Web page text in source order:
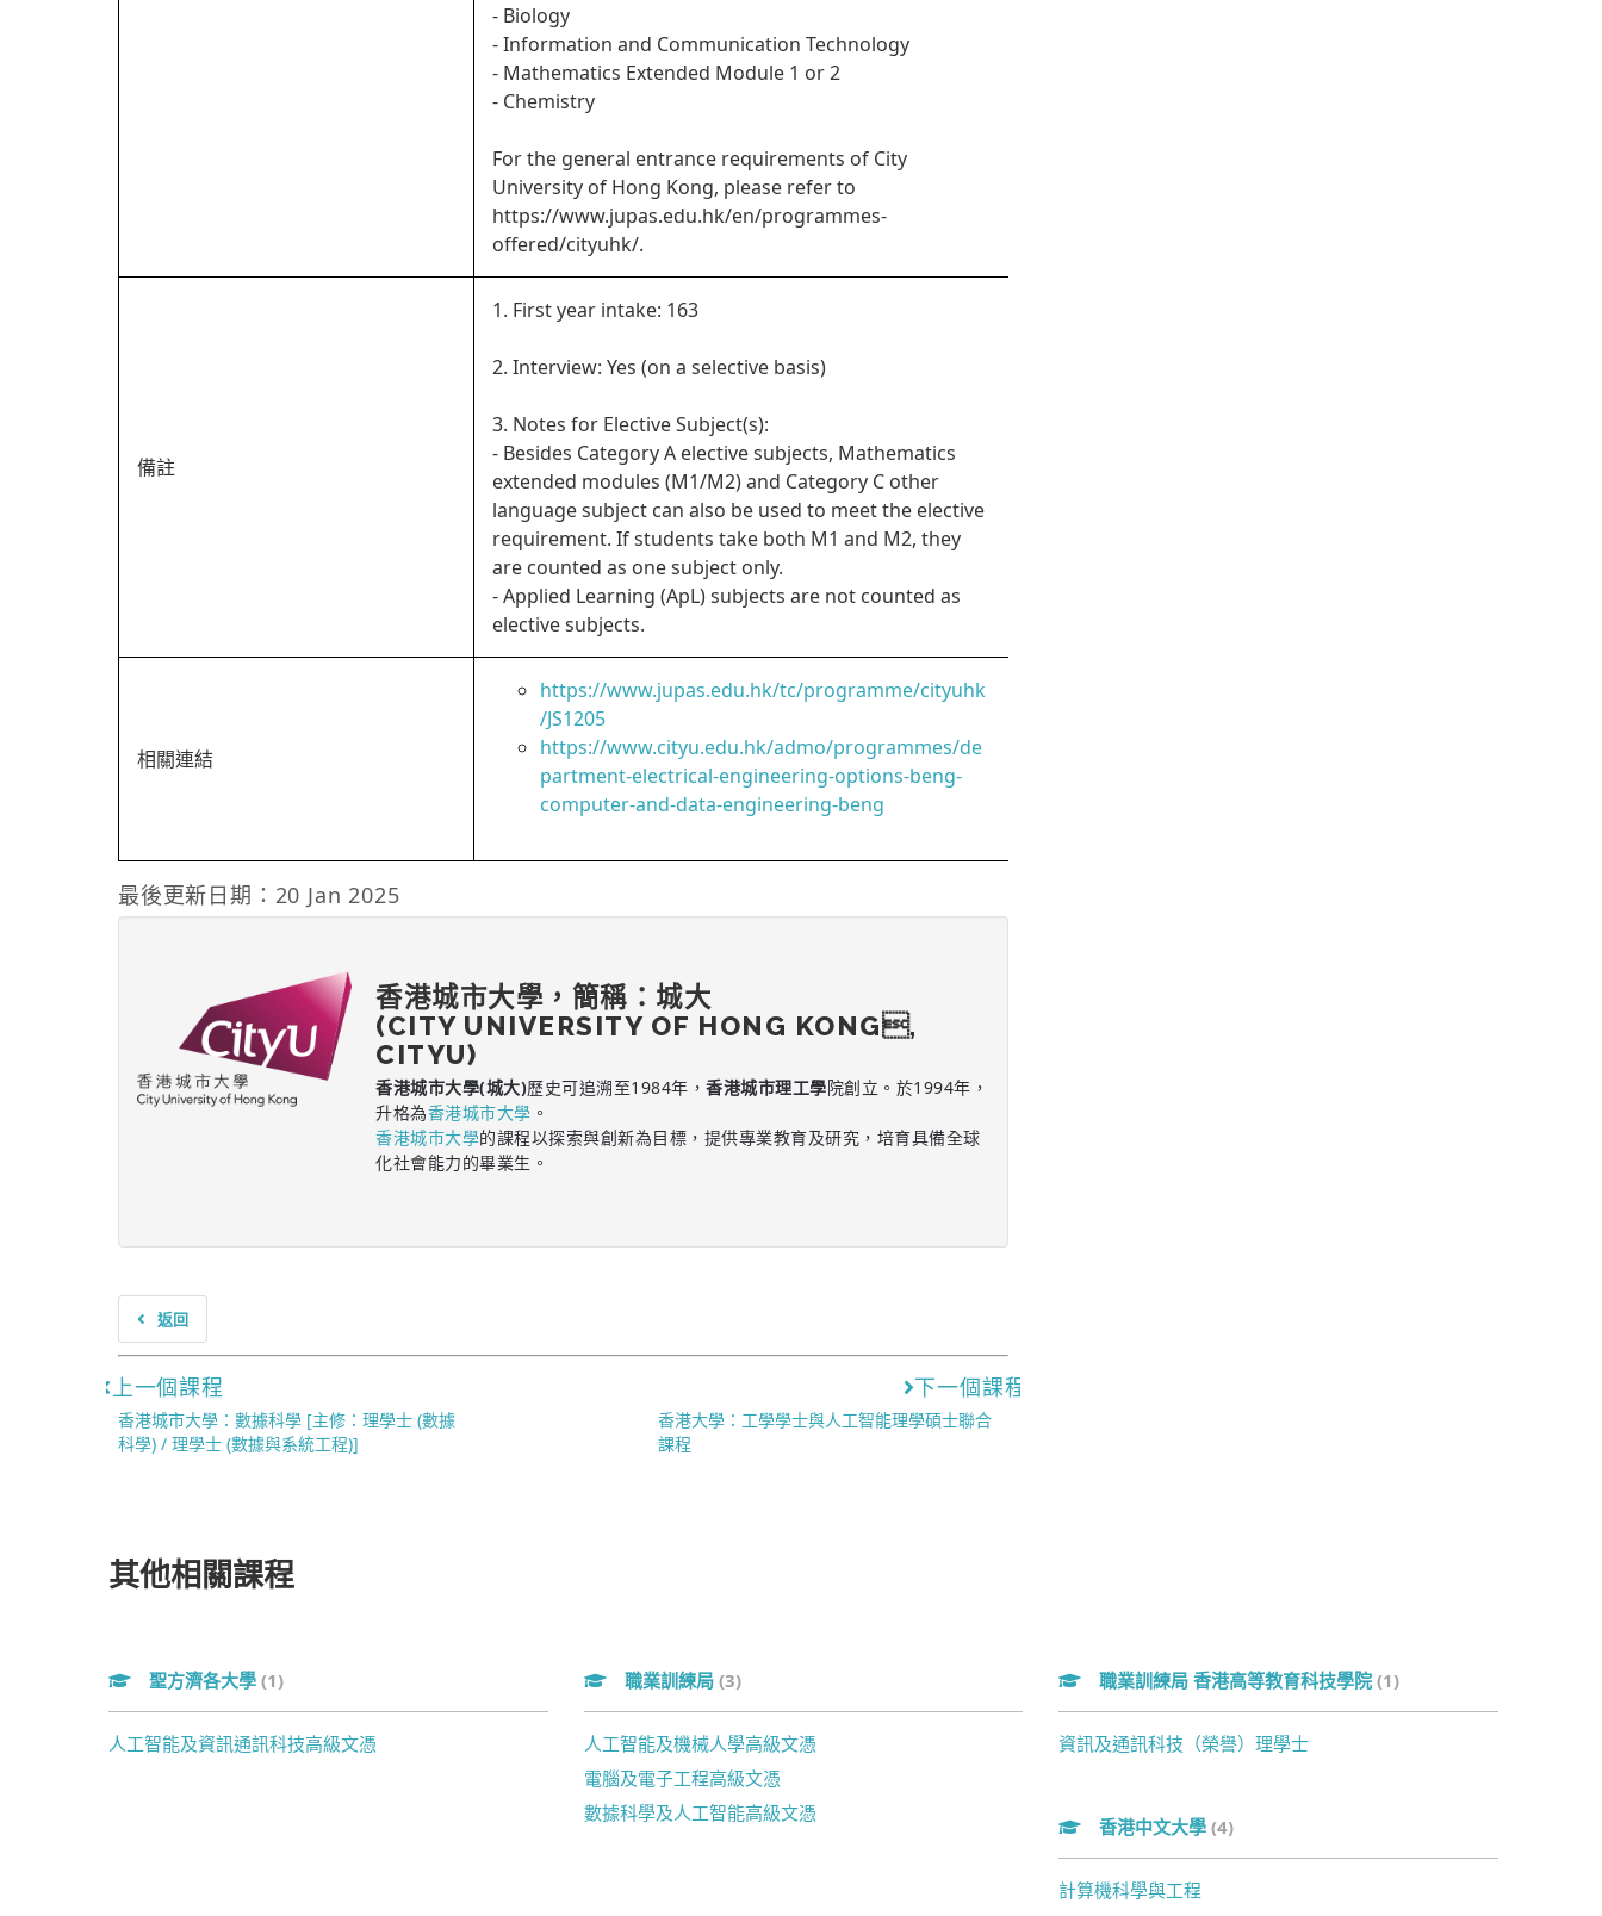
- Biology
- Information and Communication Technology
- Mathematics Extended Module 1 or 2
- Chemistry
For the general entrance requirements of City
University of Hong Kong, please refer to
https://www.jupas.edu.hk/en/programmes-
offered/cityuhk/.
備註
1. First year intake: 163
2. Interview: Yes (on a selective basis)
3. Notes for Elective Subject(s):
- Besides Category A elective subjects, Mathematics
extended modules (M1/M2) and Category C other
language subject can also be used to meet the elective
requirement. If students take both M1 and M2, they
are counted as one subject only.
- Applied Learning (ApL) subjects are not counted as
elective subjects.
相關連結
https://www.jupas.edu.hk/tc/programme/cityuhk
/JS1205
https://www.cityu.edu.hk/admo/programmes/de
partment-electrical-engineering-options-beng-
computer-and-data-engineering-beng
最後更新日期：20 Jan 2025
香港城市大學，簡稱：城大
(CITY UNIVERSITY OF HONG KONG,
CITYU)
香港城市大學(城大)歷史可追溯至1984年， 香港城市理工學院創立。於1994年，
升格為香港城市大學 。
香港城市大學的課程以探索與創新為目標，提供專業教育及研究，培育具備全球
化社會能力的畢業生。
返回
上一個課程
香港城市大學：數據科學 [主修：理學士 (數據
科學) / 理學士 (數據與系統工程)]
下一個課程
香港大學：工學學士與人工智能理學碩士聯合
課程
其他相關課程
聖方濟各大學 (1)
人工智能及資訊通訊科技高級文憑
職業訓練局 (3)
人工智能及機械人學高級文憑
電腦及電子工程高級文憑
數據科學及人工智能高級文憑
職業訓練局 香港高等教育科技學院(1)
資訊及通訊科技（榮譽）理學士
香港中文大學(4)
計算機科學與工程